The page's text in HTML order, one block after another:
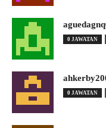
0 JAWATAN
0 JAWATAN